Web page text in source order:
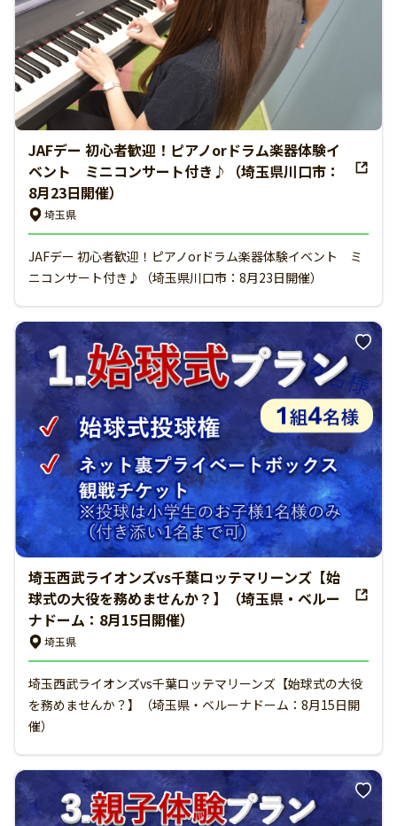
JAFデー 初心者歓迎！ピアノorドラム楽器体験イ
ベント ミニコンサート付き♪（埼玉県川口市：
8月23日開催）
埼玉県
JAFデー 初心者歓迎！ピアノorドラム楽器体験イベント ミ
ニコンサート付き♪（埼玉県川口市：8月23日開催）
埼玉西武ライオンズvs千葉ロッテマリーンズ【始
球式の大役を務めませんか？】（埼玉県・ベルー
ナドーム：8月15日開催）
埼玉県
埼玉西武ライオンズvs千葉ロッテマリーンズ【始球式の大役
を務めませんか？】（埼玉県・ベルーナドーム：8月15日開
催）